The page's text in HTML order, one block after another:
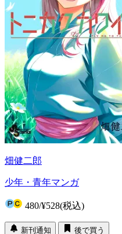
畑健二郎
少年・青年マンガ
480/¥528(税込)
新刊通知
後で買う